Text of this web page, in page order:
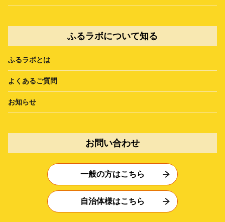
ふるラボについて知る
ふるラボとは
よくあるご質問
お知らせ
お問い合わせ
一般の方はこちら
自治体様はこちら